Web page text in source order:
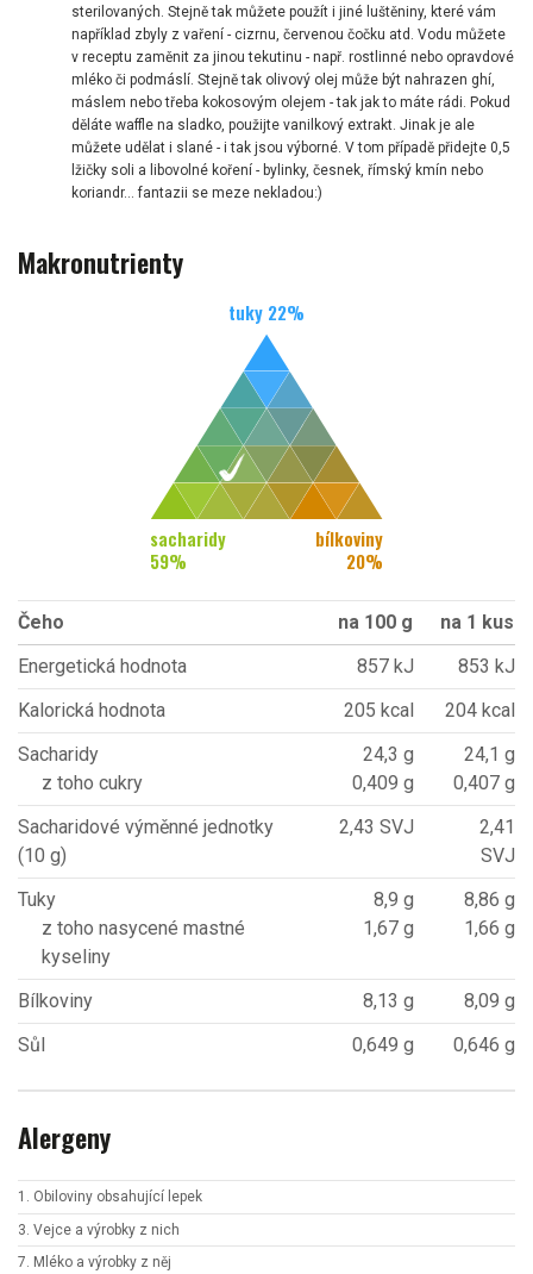
sterilovaných. Stejně tak můžete použít i jiné luštěniny, které vám
například zbyly z vaření - cizrnu, červenou čočku atd. Vodu můžete
v receptu zaměnit za jinou tekutinu - např. rostlinné nebo opravdové
mléko či podmáslí. Stejně tak olivový olej může být nahrazen ghí,
máslem nebo třeba kokosovým olejem - tak jak to máte rádi. Pokud
děláte waffle na sladko, použijte vanilkový extrakt. Jinak je ale
můžete udělat i slané - i tak jsou výborné. V tom případě přidejte 0,5
lžičky soli a libovolné koření - bylinky, česnek, římský kmín nebo
koriandr... fantazii se meze nekladou:)
Makronutrienty
tuky 22%
sacharidy
59%
bílkoviny
20%
Čeho na 100 g
na 1 kus
Energetická hodnota
857 kJ
853 kJ
Kalorická hodnota
205 kcal
204 kcal
Sacharidy
z toho cukry
24,3 g
0,409 g
24,1 g
0,407 g
Sacharidové výměnné jednotky
(10 g)
2,43 SVJ
2,41
SVJ
Tuky
z toho nasycené mastné
kyseliny
8,9 g
1,67 g
8,86 g
1,66 g
Bílkoviny 8,13 g
8,09 g
Sůl
0,649 g 0,646 g
Alergeny
1. Obiloviny obsahující lepek
3. Vejce a výrobky z nich
7. Mléko a výrobky z něj